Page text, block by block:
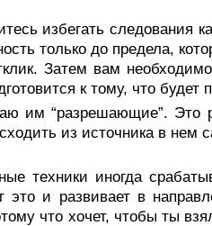
избегать следования
только до предела,
Затем вам
к тому, что будет
им “разрешающие”. Это
из ис­точника в нем
техники иногда
и развивает в
что хочет, чтобы ты